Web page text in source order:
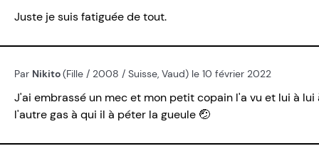
Juste je suis fatiguée de tout.
Par Nikito(Fille / 2008 / Suisse, Vaud) le 10 février 2022
J'ai embrassé un mec et mon petit copain l'a vu et lui à
l'autre gas à qui il à péter la gueule 🤕